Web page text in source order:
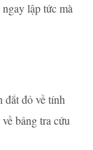
lập tức mà
đắt đỏ về tính
bảng tra cứu